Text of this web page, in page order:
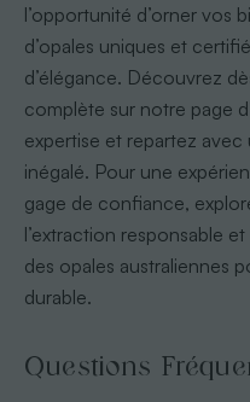
l’opportunité d’orner vos
d’opales uniques et
d’élégance. Découvrez
complète sur notre page
expertise et repartez
inégalé. Pour une
gage de confiance,
l’extraction responsable
des opales australiennes
durable.
Questions